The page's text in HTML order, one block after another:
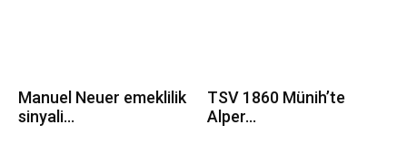
Manuel Neuer emeklilik
sinyali...
TSV 1860 Münih’te
Alper...